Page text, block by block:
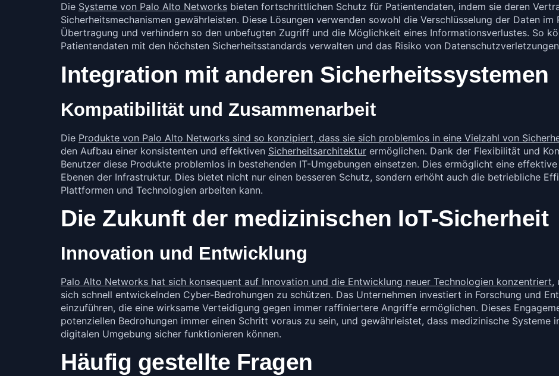
Die Systeme von Palo Alto Networks bieten fortschrittlichen Schutz für Patientendaten, indem sie deren
Sicherheitsmechanismen gewährleisten. Diese Lösungen verwenden sowohl die Verschlüsselung der Daten im
Übertragung und verhindern so den unbefugten Zugriff und die Möglichkeit eines Informationsverlustes. So
Patientendaten mit den höchsten Sicherheitsstandards verwalten und das Risiko von
Integration mit anderen Sicherheitssystemen
Kompatibilität und Zusammenarbeit
Die Produkte von Palo Alto Networks sind so konzipiert, dass sie sich problemlos in eine Vielzahl von
den Aufbau einer konsistenten und effektiven Sicherheitsarchitektur ermöglichen. Dank der Flexibilität und
Benutzer diese Produkte problemlos in bestehenden IT-Umgebungen einsetzen. Dies ermöglicht eine
Ebenen der Infrastruktur. Dies bietet nicht nur einen besseren Schutz, sondern erhöht auch die betriebliche
Plattformen und Technologien arbeiten kann.
Die Zukunft der medizinischen IoT-Sicherheit
Innovation und Entwicklung
Palo Alto Networks hat sich konsequent auf Innovation und die Entwicklung neuer Technologien konzentriert,
sich schnell entwickelnden Cyber-Bedrohungen zu schützen. Das Unternehmen investiert in Forschung und
einzuführen, die eine wirksame Verteidigung gegen immer raffiniertere Angriffe ermöglichen. Dieses
potenziellen Bedrohungen immer einen Schritt voraus zu sein, und gewährleistet, dass medizinische Systeme
digitalen Umgebung sicher funktionieren können.
Häufig gestellte Fragen